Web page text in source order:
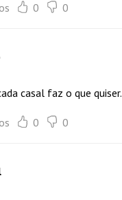
0 0
casal faz o que quiser.
0 0